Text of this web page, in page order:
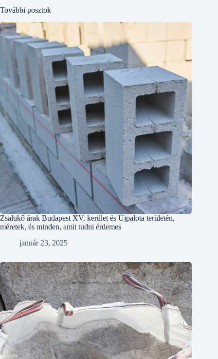
További posztok
Zsalukő árak Budapest XV. kerület és Újpalota területén,
méretek, és minden, amit tudni érdemes
január 23, 2025